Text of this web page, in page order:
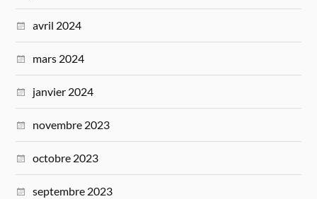
avril 2024
mars 2024
janvier 2024
novembre 2023
octobre 2023
septembre 2023